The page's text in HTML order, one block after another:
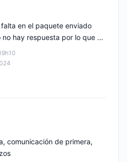
en el paquete enviado
hay respuesta por lo que ...
comunicación de primera,